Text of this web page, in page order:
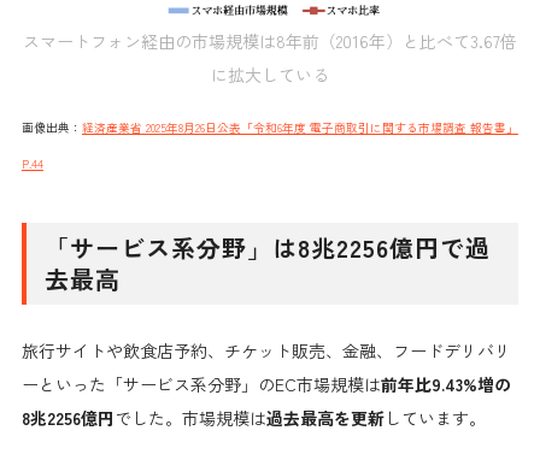
スマートフォン経由の市場規模は8年前（2016年）と比べて3.67倍
に拡大している
画像出典： 経済産業省 2025年8月26日公表「令和6年度 電子商取引に関する市場調査 報告書」
P.44
「サービス系分野」は8兆2256億円で過
去最高
旅行サイトや飲食店予約、チケット販売、金融、フードデリバリ
ーといった「サービス系分野」のEC市場規模は前年比9.43%増の
8兆2256億円 でした。市場規模は過去最高を更新しています。